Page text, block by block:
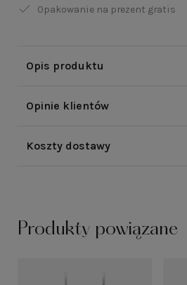
Opakowanie na prezent gratis
Opis produktu
Opinie klientów
Koszty dostawy
Produkty powiązane